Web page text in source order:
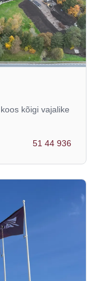
kõigi vajalike
51 44 936